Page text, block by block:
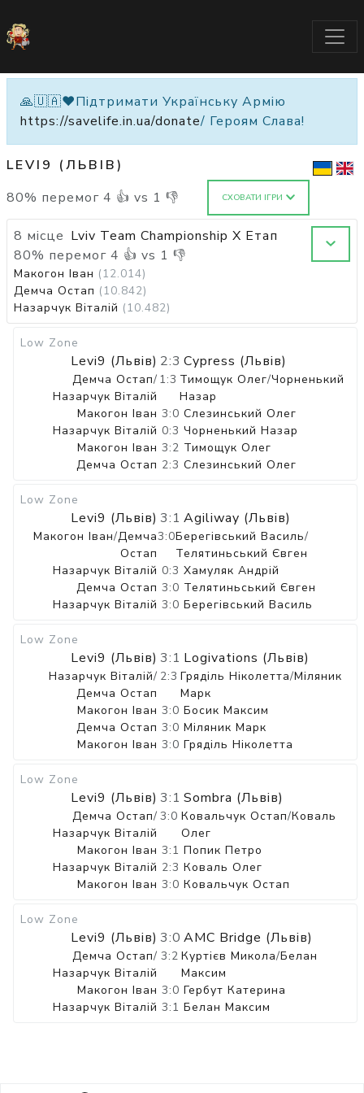
🙏🇺🇦❤️Підтримати Українську Армію
https://savelife.in.ua/donate/ Героям Слава!
LEVI9 (ЛЬВІВ)
80% перемог 4 👍 vs 1 👎 СХОВАТИ ІГРИ
8 місце Lviv Team Championship X Етап
80% перемог 4 👍 vs 1 👎
Макогон Іван (12.014)
Демча Остап (10.842)
Назарчук Віталій (10.482)
Low Zone
Levi9 (Львів) 2:3 Cypress (Львів)
Демча Остап/
Назарчук Віталій
1:3 Тимощук Олег/Чорненький
Назар
Макогон Іван 3:0 Слезинський Олег
Назарчук Віталій 0:3 Чорненький Назар
Макогон Іван 3:2 Тимощук Олег
Демча Остап 2:3 Слезинський Олег
Low Zone
Levi9 (Львів) 3:1 Agiliway (Львів)
Макогон Іван/Демча
Остап
3:0Берегівський Василь/
Телятиньський Євген
Назарчук Віталій 0:3 Хамуляк Андрій
Демча Остап 3:0 Телятиньський Євген
Назарчук Віталій 3:0 Берегівський Василь
Low Zone
Levi9 (Львів) 3:1 Logivations (Львів)
Назарчук Віталій/
Демча Остап
2:3 Гряділь Ніколетта/Міляник
Марк
Макогон Іван 3:0 Босик Максим
Демча Остап 3:0 Міляник Марк
Макогон Іван 3:0 Гряділь Ніколетта
Low Zone
Levi9 (Львів) 3:1 Sombra (Львів)
Демча Остап/
Назарчук Віталій
3:0 Ковальчук Остап/Коваль
Олег
Макогон Іван 3:1 Попик Петро
Назарчук Віталій 2:3 Коваль Олег
Макогон Іван 3:0 Ковальчук Остап
Low Zone
Levi9 (Львів) 3:0 AMC Bridge (Львів)
Демча Остап/
Назарчук Віталій
3:2 Куртієв Микола/Белан
Максим
Макогон Іван 3:0 Гербут Катерина
Назарчук Віталій 3:1 Белан Максим